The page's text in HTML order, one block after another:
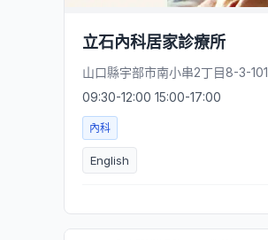
立石內科居家診療所
山口縣宇部市南小串2丁目8-3-101
09:30-12:00 15:00-17:00
內科
English